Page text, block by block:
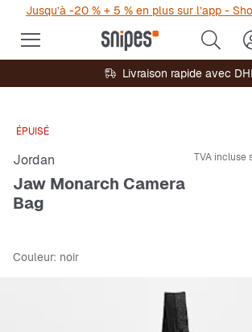
Jusqu’à -20 % + 5 % en plus sur l’app -
Livraison rapide avec
ÉPUISÉ
Jordan
Jaw Monarch Camera
Bag
TVA incluse
Couleur: noir